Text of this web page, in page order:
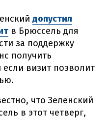
допустил
в Брюссель для
за поддержку
получить
визит позволит
что Зеленский
в этот четверг,